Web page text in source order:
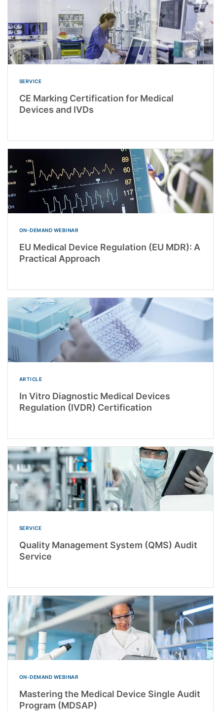
SERVICE
CE Marking Certification for Medical
Devices and IVDs
ON-DEMAND WEBINAR
EU Medical Device Regulation (EU MDR): A
Practical Approach
ARTICLE
In Vitro Diagnostic Medical Devices
Regulation (IVDR) Certification
SERVICE
Quality Management System (QMS) Audit
Service
ON-DEMAND WEBINAR
Mastering the Medical Device Single Audit
Program (MDSAP)